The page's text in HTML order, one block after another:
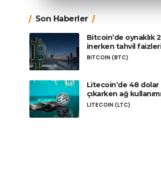
Son Haberler
Bitcoin’de oynaklık
inerken tahvil faizleri
BITCOIN (BTC)
Litecoin’de 48
çıkarken ağ
LITECOIN (LTC)